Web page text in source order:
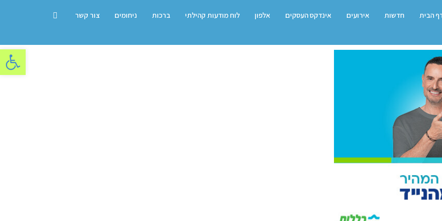
פתח
הבית חדשות אירועים אינדקס העסקים אלפון לוח מודעות קהילתי ברכות ניחומים צור קשר